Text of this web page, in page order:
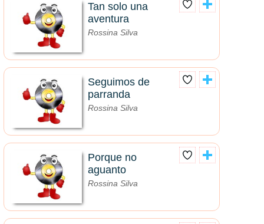
Tan solo una
aventura
Rossina Silva
Seguimos de
parranda
Rossina Silva
Porque no
aguanto
Rossina Silva